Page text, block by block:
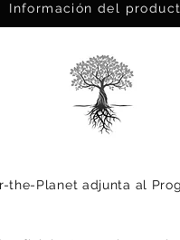
Información del
the-Planet adjunta al